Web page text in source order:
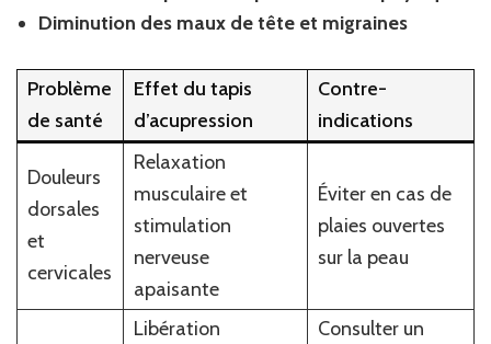
Diminution des maux de tête et migraines
Problème
de santé
Effet du tapis
d’acupression
Contre-
indications
Douleurs
dorsales
et
cervicales
Relaxation
musculaire et
stimulation
nerveuse
apaisante
Éviter en cas de
plaies ouvertes
sur la peau
Libération
Consulter un